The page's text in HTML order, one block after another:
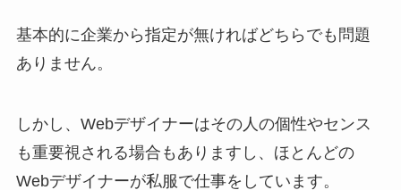
基本的に企業から指定が無ければどちらでも問題
ありません。
しかし、Webデザイナーはその人の個性やセンス
も重要視される場合もありますし、ほとんどの
Webデザイナーが私服で仕事をしています。